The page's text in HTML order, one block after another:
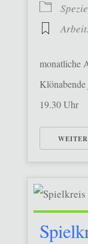
monatliche
19.30 Uhr